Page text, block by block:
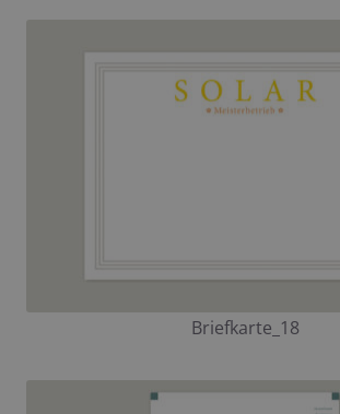
Briefkarte_18